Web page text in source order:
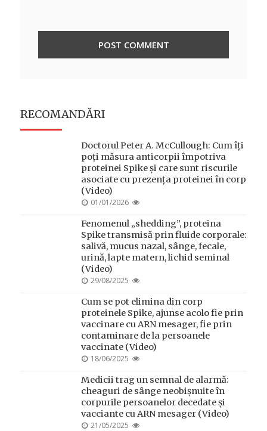
RECOMANDĂRI
Doctorul Peter A. McCullough: Cum îți
poți măsura anticorpii împotriva
proteinei Spike și care sunt riscurile
asociate cu prezența proteinei în corp
(Video)
POSTED
01/01/2026
Fenomenul „shedding”, proteina
Spike transmisă prin fluide corporale:
salivă, mucus nazal, sânge, fecale,
urină, lapte matern, lichid seminal
(Video)
POSTED
29/08/2025
Cum se pot elimina din corp
proteinele Spike, ajunse acolo fie prin
vaccinare cu ARN mesager, fie prin
contaminare de la persoanele
vaccinate (Video)
POSTED
18/06/2025
Medicii trag un semnal de alarmă:
cheaguri de sânge neobișnuite în
corpurile persoanelor decedate și
vacciante cu ARN mesager (Video)
POSTED
21/05/2025